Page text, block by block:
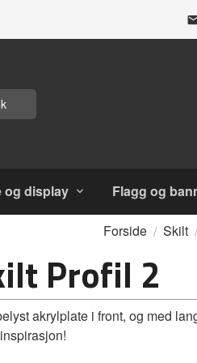
og display Flagg og
Forside Skilt
Profil 2
akrylplate i front, og med